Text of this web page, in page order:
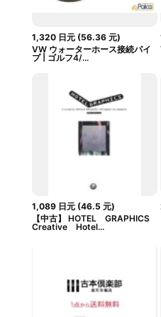
1,320 日元(56.36 元)
VW ウォーターホース接続パイ
プ | ゴルフ4/...
1,089 日元(46.5 元)
【中古】 HOTEL GRAPHICS
Creative Hotel...